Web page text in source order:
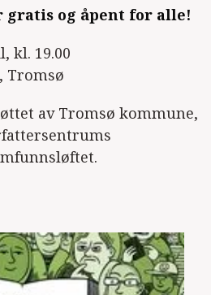
og åpent for alle!
kl. 19.00
Tromsø
av Tromsø kommune,